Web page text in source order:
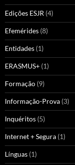
Edições ESJR (4)
Efemérides (8)
Entidades (1)
ERASMUS+ (1)
Formação (9)
Informação-Prova (3)
Inquéritos (5)
Internet + Segura (1)
Línguas (1)